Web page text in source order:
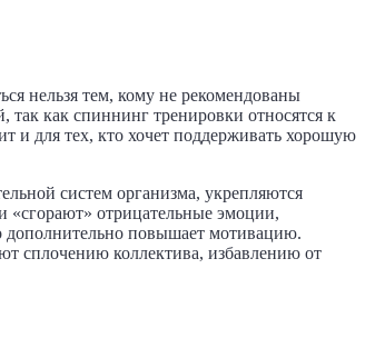
нельзя тем, кому не рекомендованы
как спиннинг тренировки относятся к
и для тех, кто хочет поддерживать хорошую
систем организма, укрепляются
«сгорают» отрицательные эмоции,
дополнительно повышает мотивацию.
сплочению коллектива, избавлению от